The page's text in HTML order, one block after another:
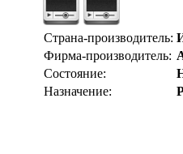
Страна-производитель:
Фирма-производитель:
Состояние:
Назначение: